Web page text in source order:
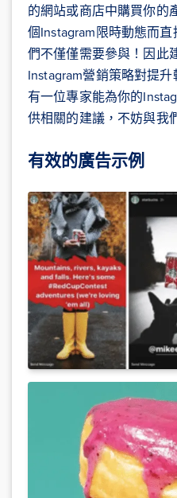
的網站或商店中購買你的
個Instagram限時動態而
們不僅僅需要參與！因此
Instagram營銷策略對提
有一位專家能為你的
供相關的建議，不妨與我
有效的廣告示例